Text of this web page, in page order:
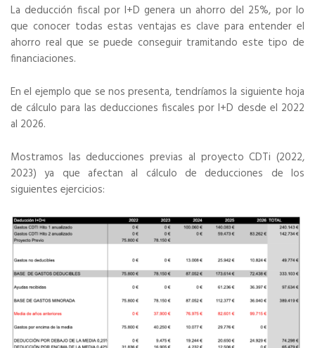
La deducción fiscal por I+D genera un ahorro del 25%, por lo
que conocer todas estas ventajas es clave para entender el
ahorro real que se puede conseguir tramitando este tipo de
financiaciones.
En el ejemplo que se nos presenta, tendríamos la siguiente hoja
de cálculo para las deducciones fiscales por I+D desde el 2022
al 2026.
Mostramos las deducciones previas al proyecto CDTi (2022,
2023) ya que afectan al cálculo de deducciones de los
siguientes ejercicios: